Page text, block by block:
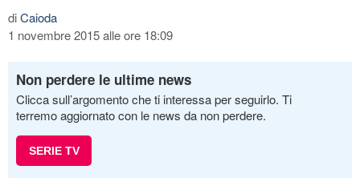
diCaioda
1 novembre 2015 alle ore 18:09
Non perdere le ultime news
Clicca sull’argomento che ti interessa per seguirlo. Ti
terremo aggiornato con le news da non perdere.
SERIE TV